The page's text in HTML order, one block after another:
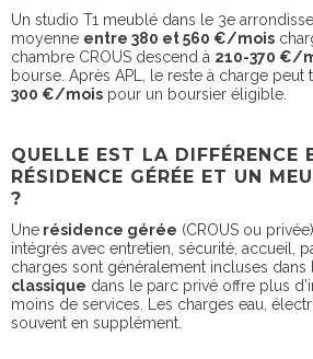
Un studio T1 meublé dans le 3e
moyenne entre 380 et 560 €/mois
chambre CROUS descend à 210-370 €/
bourse. Après APL, le reste à charge peut
300 €/mois pour un boursier éligible.
QUELLE EST LA DIFFÉRENCE
RÉSIDENCE GÉRÉE ET UN
?
Une résidence gérée (CROUS ou
intégrés avec entretien, sécurité, accueil,
charges sont généralement incluses dans
classique dans le parc privé offre plus
moins de services. Les charges eau,
souvent en supplément.